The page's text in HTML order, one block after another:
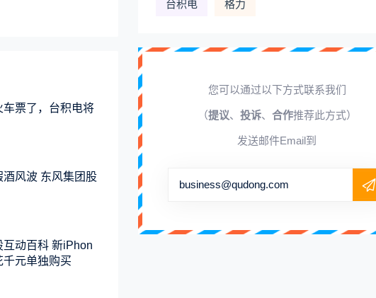
票了，台积电将
风集团股
动百科 新iPhon
元单独购买
台积电 格力
您可以通过以下方式联系我们
（提议、 投诉、 合作推荐此方式）
发送邮件Email到
business@qudong.com